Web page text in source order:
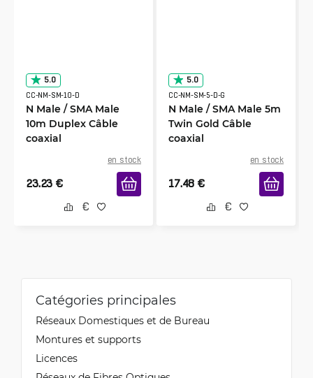
5.0
CC-NM-SM-10-D
N Male / SMA Male
10m Duplex Câble
coaxial
en stock
23.23 €
5.0
CC-NM-SM-5-D-G
N Male / SMA Male 5m
Twin Gold Câble
coaxial
en stock
17.48 €
Catégories principales
Réseaux Domestiques et de Bureau
Montures et supports
Licences